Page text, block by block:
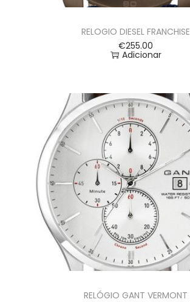
RELOGIO DIESEL FRANCHISE
€255.00
Adicionar
RELÓGIO GANT VERMONT